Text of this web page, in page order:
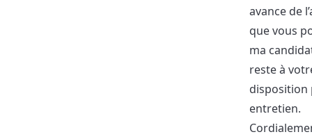
avance de
que vous
ma
reste à
disposition
entretien.